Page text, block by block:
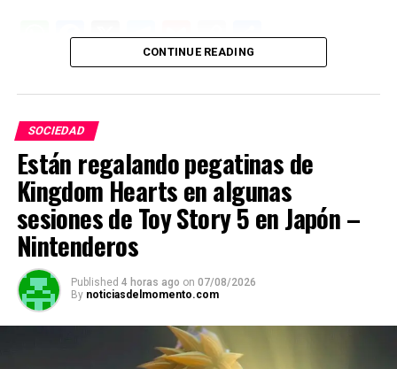
W
at
s
A
p
p
F
a
ce
b
o
o
k
X T
el
e
a
m
G
m
ail
C
o
py
n
k
C
o
m
tir
CONTINUE READING
SOCIEDAD
Están regalando pegatinas de
Kingdom Hearts en algunas
sesiones de Toy Story 5 en Japón –
Nintenderos
Published 4 horas ago on 07/08/2026
By noticiasdelmomento.com